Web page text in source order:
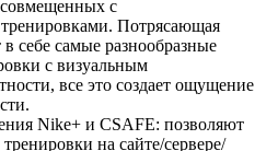
с
Потрясающая
себе самые разнообразные
с визуальным
все это создает ощущение
Nike+ и CSAFE: позволяют
тренировки на сайте/сервере/